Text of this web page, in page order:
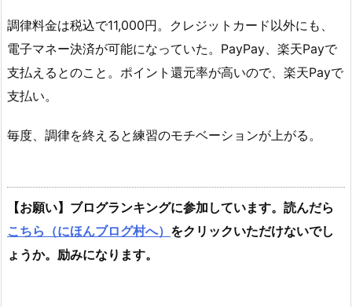
調律料金は税込で11,000円。クレジットカード以外にも、
電子マネー決済が可能になっていた。PayPay、楽天Payで
支払えるとのこと。ポイント還元率が高いので、楽天Payで
支払い。
毎度、調律を終えると練習のモチベーションが上がる。
【お願い】ブログランキングに参加しています。読んだら
こちら（にほんブログ村へ） をクリックいただけないでし
ょうか。励みになります。